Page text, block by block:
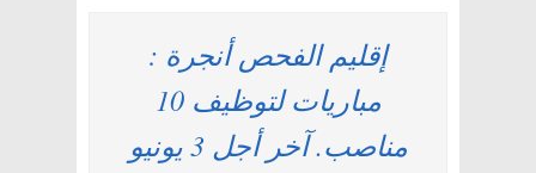
إقليم الفحص أنجرة :
مباريات لتوظيف 10
مناصب. آخر أجل 3 يونيو